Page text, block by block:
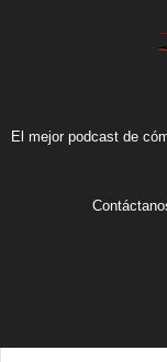
El mejor podcast de